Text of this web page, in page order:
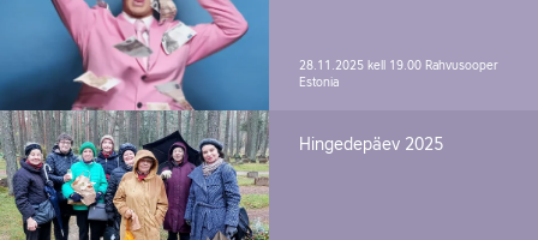
28.11.2025 kell 19.00 Rahvusooper
Estonia
Hingedepäev 2025